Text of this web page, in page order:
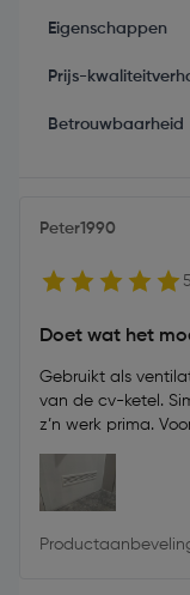
Eigenschappen
Prijs-
Betrouwbaarheid
Peter1990
5
Doet wat het
Gebruikt als
van de cv-ketel.
z’n werk prima.